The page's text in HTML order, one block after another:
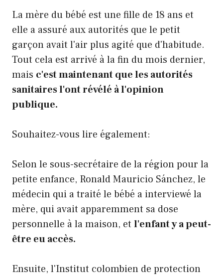
La mère du bébé est une fille de 18 ans et
elle a assuré aux autorités que le petit
garçon avait l'air plus agité que d'habitude.
Tout cela est arrivé à la fin du mois dernier,
mais c'est maintenant que les autorités
sanitaires l'ont révélé à l'opinion
publique.
Souhaitez-vous lire également:
Selon le sous-secrétaire de la région pour la
petite enfance, Ronald Mauricio Sánchez, le
médecin qui a traité le bébé a interviewé la
mère, qui avait apparemment sa dose
personnelle à la maison, et l'enfant y a peut-
être eu accès.
Ensuite, l'Institut colombien de protection